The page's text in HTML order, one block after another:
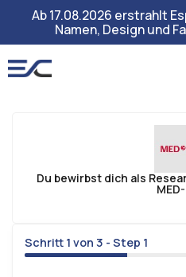
Ab 17.08.2026 erstrahlt
Namen, Design und
Schritt 1 von 3 - Step 1
33%
Du bewirbst dich als